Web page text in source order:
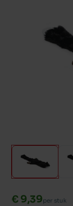
€ 9,39per stuk